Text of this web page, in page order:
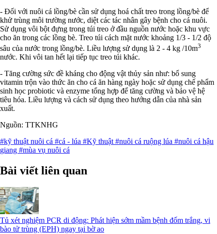
- Đối với nuôi cá lồng/bè cần sử dụng hoá chất treo trong lồng/bè để
khử trùng môi trường nước, diệt các tác nhân gây bệnh cho cá nuôi.
Sử dụng vôi bột đựng trong túi treo ở đầu nguồn nước hoặc khu vực
cho ăn trong các lồng bè. Treo túi cách mặt nước khoảng 1/3 - 1/2 độ
sâu của nước trong lồng/bè. Liều lượng sử dụng là 2 - 4 kg /10m3
nước. Khi vôi tan hết lại tiếp tục treo túi khác.
- Tăng cường sức đề kháng cho động vật thủy sản như: bổ sung
vitamin trộn vào thức ăn cho cá ăn hàng ngày hoặc sử dụng chế phẩm
sinh học probiotic và enzyme tổng hợp để tăng cường và bảo vệ hệ
tiêu hóa. Liều lượng và cách sử dụng theo hướng dẫn của nhà sản
xuất.
Nguồn: TTKNHG
#kỹ thuật nuôi cá #cá - lúa #Kỹ thuật#nuôi cá ruộng lúa #nuôi cá hậu
giang #mùa vụ nuôi cá
Bài viết liên quan
Tủ xét nghiệm PCR di động: Phát hiện sớm mầm bệnh đốm trắng, vi
bào tử trùng (EPH) ngay tại bờ ao